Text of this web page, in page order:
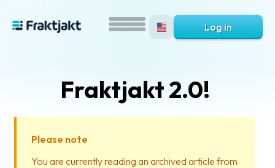
Log in
Fraktjakt 2.0!
Please note
You are currently reading an archived article from